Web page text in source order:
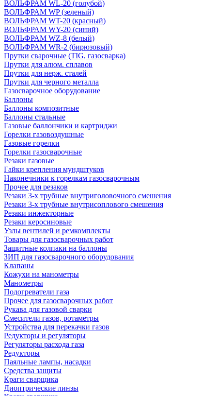
ВОЛЬФРАМ WL-20 (голубой)
ВОЛЬФРАМ WP (зеленый)
ВОЛЬФРАМ WT-20 (красный)
ВОЛЬФРАМ WY-20 (синий)
ВОЛЬФРАМ WZ-8 (белый)
ВОЛЬФРАМ WR-2 (бирюзовый)
Прутки сварочные (TIG, газосварка)
Прутки для алюм. сплавов
Прутки для нерж. сталей
Прутки для черного металла
Газосварочное оборудование
Баллоны
Баллоны композитные
Баллоны стальные
Газовые баллончики и картриджи
Горелки газовоздушные
Газовые горелки
Горелки газосварочные
Резаки газовые
Гайки крепления мундштуков
Наконечники к горелкам газосварочным
Прочее для резаков
Резаки 3-х трубные внутриголовочного смешения
Резаки 3-х трубные внутрисоплового смешения
Резаки инжекторные
Резаки керосиновые
Узлы вентилей и ремкомплекты
Товары для газосварочных работ
Защитные колпаки на баллоны
ЗИП для газосварочного оборудования
Клапаны
Кожухи на манометры
Манометры
Подогреватели газа
Прочее для газосварочных работ
Рукава для газовой сварки
Смесители газов, ротаметры
Устройства для перекачки газов
Редукторы и регуляторы
Регуляторы расхода газа
Редукторы
Паяльные лампы, насадки
Средства защиты
Краги сварщика
Диоптрические линзы